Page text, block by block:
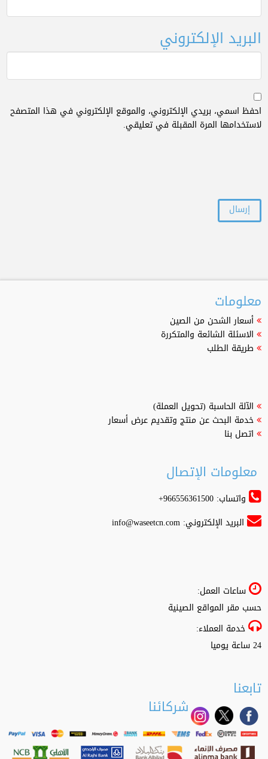
البريد الإلكتروني
احفظ اسمي، بريدي الإلكتروني، والموقع الإلكتروني في هذا المتصفح
لاستخدامها المرة المقبلة في تعليقي.
معلومات
أسعار الشحن من الصين
الاسئلة الشائعة والمتكررة
طريقة الطلب
الآلة الحاسبة (تحويل العملة)
خدمة البحث عن منتج وتقديم عرض أسعار
اتصل بنا
معلومات الإتصال
واتساب: 966556361500+
البريد الإلكتروني:info@waseetcn.com
ساعات العمل:
حسب مقر المواقع الصينية
خدمة العملاء:
24 ساعة يوميا
تابعنا
شركائنا